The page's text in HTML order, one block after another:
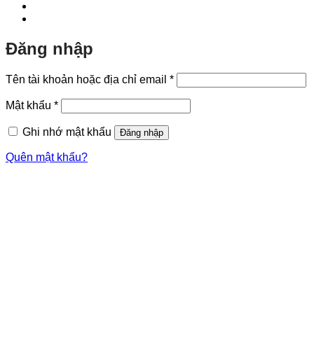
Đăng nhập
Tên tài khoản hoặc địa chỉ email *Bắt
buộc
Mật khẩu *Bắt
buộc
Ghi nhớ mật khẩu
Đăng nhập
Quên mật khẩu?